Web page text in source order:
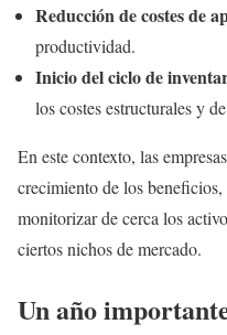
Reducción de costes de
productividad.
Inicio del ciclo de
los costes estructurales y
En este contexto, las
crecimiento de los
monitorizar de cerca los
ciertos nichos de mercado.
Un año